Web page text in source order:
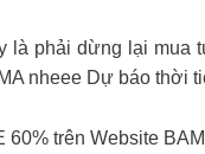
là phải dừng lại mua
nheee Dự báo thời
trên Website